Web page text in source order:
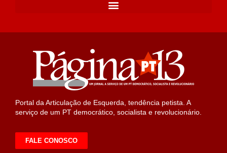
Portal da Articulação de Esquerda, tendência petista. A
serviço de um PT democrático, socialista e revolucionário.
FALE CONOSCO